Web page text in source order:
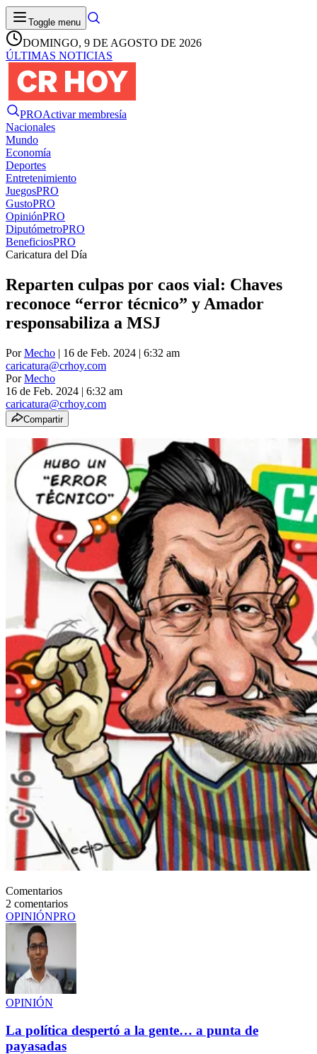
Toggle menu
DOMINGO, 9 DE AGOSTO DE 2026
ÚLTIMAS NOTICIAS
PROActivar membresía
Nacionales
Mundo
Economía
Deportes
Entretenimiento
JuegosPRO
GustoPRO
OpiniónPRO
DiputómetroPRO
BeneficiosPRO
Caricatura del Día
Reparten culpas por caos vial: Chaves
reconoce “error técnico” y Amador
responsabiliza a MSJ
PorMecho | 16 de Feb. 2024 | 6:32 am
caricatura@crhoy.com
PorMecho
16 de Feb. 2024 | 6:32 am
caricatura@crhoy.com
Compartir
Comentarios
2 comentarios
OPINIÓNPRO
OPINIÓN
La política despertó a la gente… a punta de
payasadas